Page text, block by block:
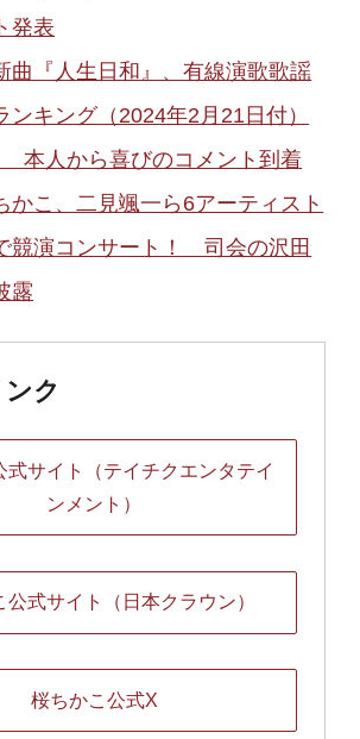
発表
曲『人生日和』、有線演歌歌謡
ンキング（2024年2月21日付）
本人から喜びのコメント到着
かこ、二見颯一ら6アーティスト
競演コンサート！ 司会の沢田
露
ク
式サイト（テイチクエンタテイ
ンメント）
公式サイト（日本クラウン）
桜ちかこ公式X